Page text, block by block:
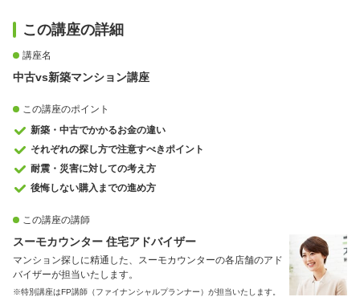
この講座の詳細
講座名
中古vs新築マンション講座
この講座のポイント
新築・中古でかかるお金の違い
それぞれの探し方で注意すべきポイント
耐震・災害に対しての考え方
後悔しない購入までの進め方
この講座の講師
スーモカウンター 住宅アドバイザー
マンション探しに精通した、スーモカウンターの各店舗のアド
バイザーが担当いたします。
※特別講座はFP講師（ファイナンシャルプランナー）が担当いたします。